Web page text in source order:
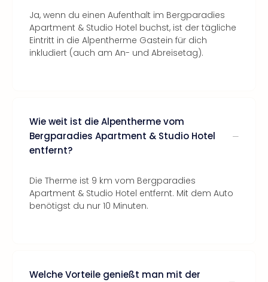
Ja, wenn du einen Aufenthalt im Bergparadies
Apartment & Studio Hotel buchst, ist der tägliche
Eintritt in die Alpentherme Gastein für dich
inkludiert (auch am An- und Abreisetag).
Wie weit ist die Alpentherme vom
Bergparadies Apartment & Studio Hotel
entfernt?
Die Therme ist 9 km vom Bergparadies
Apartment & Studio Hotel entfernt. Mit dem Auto
benötigst du nur 10 Minuten.
Welche Vorteile genießt man mit der